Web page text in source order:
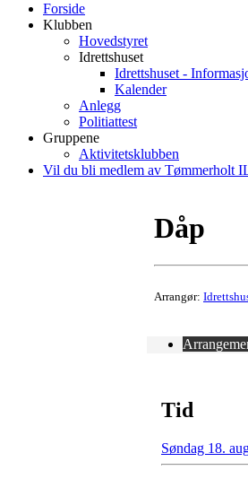
Forside
Klubben
Hovedstyret
Idrettshuset
Idrettshuset -
Kalender
Anlegg
Politiattest
Gruppene
Aktivitetsklubben
Vil du bli medlem av Tømmerholt
Dåp
Arrangør:
Tid
Søndag 18.